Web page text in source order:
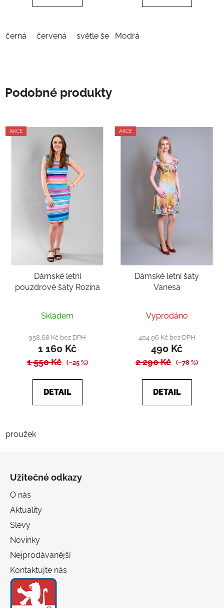
černá červená světle šedá žlutá
Modrá
Podobné produkty
AKCE
Dámské letní
pouzdrové šaty Rozina
Skladem
958,68 Kč bez DPH
1 160 Kč
1 550 Kč (–25 %)
DETAIL
proužek
AKCE
Dámské letní šaty
Vanesa
hodnocení
produktu
je
4,3
5
Vyprodáno
404,96 Kč bez DPH
490 Kč
2 290 Kč (–78 %)
DETAIL
Užitečné odkazy
O nás
Aktuality
Slevy
Novinky
Nejprodávanější
Kontaktujte nás